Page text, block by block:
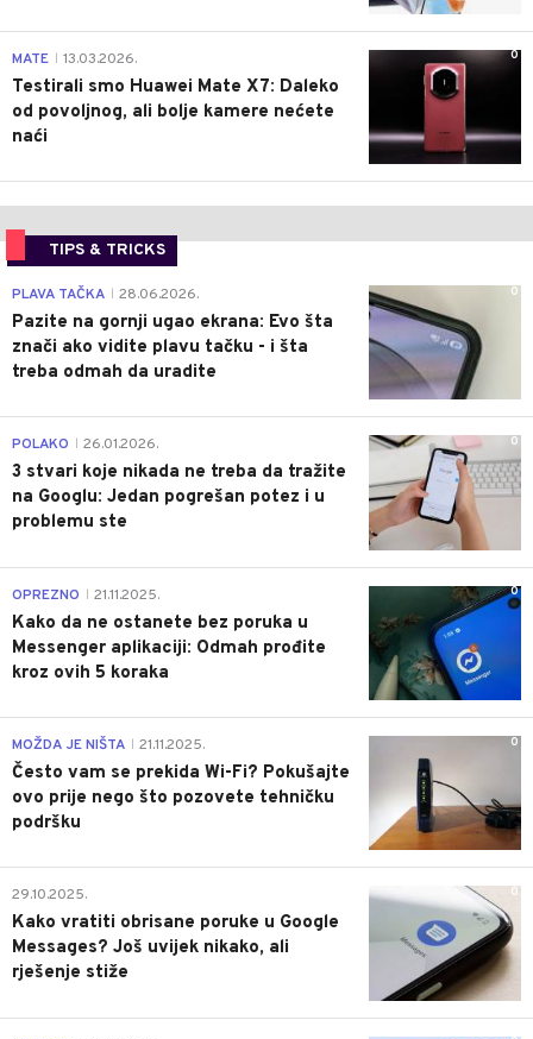
0
MATE 13.03.2026.
Testirali smo Huawei Mate X7: Daleko
od povoljnog, ali bolje kamere nećete
naći
TIPS & TRICKS
0
PLAVA TAČKA 28.06.2026.
Pazite na gornji ugao ekrana: Evo šta
znači ako vidite plavu tačku - i šta
treba odmah da uradite
0
POLAKO 26.01.2026.
3 stvari koje nikada ne treba da tražite
na Googlu: Jedan pogrešan potez i u
problemu ste
0
OPREZNO 21.11.2025.
Kako da ne ostanete bez poruka u
Messenger aplikaciji: Odmah prođite
kroz ovih 5 koraka
0
MOŽDA JE NIŠTA 21.11.2025.
Često vam se prekida Wi-Fi? Pokušajte
ovo prije nego što pozovete tehničku
podršku
0
29.10.2025.
Kako vratiti obrisane poruke u Google
Messages? Još uvijek nikako, ali
rješenje stiže